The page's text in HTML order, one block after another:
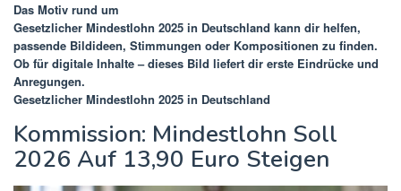
Das Motiv rund um
Gesetzlicher Mindestlohn 2025 in Deutschland kann dir helfen,
passende Bildideen, Stimmungen oder Kompositionen zu finden.
Ob für digitale Inhalte – dieses Bild liefert dir erste Eindrücke und
Anregungen.
Gesetzlicher Mindestlohn 2025 in Deutschland
Kommission: Mindestlohn Soll
2026 Auf 13,90 Euro Steigen